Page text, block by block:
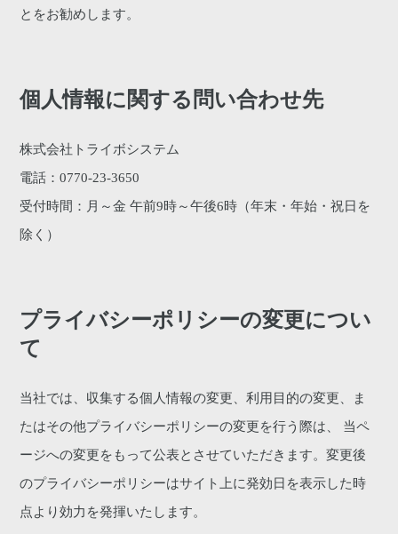
とをお勧めします。
個人情報に関する問い合わせ先
株式会社トライボシステム
電話：0770-23-3650
受付時間：月～金 午前9時～午後6時（年末・年始・祝日を
除く）
プライバシーポリシーの変更につい
て
当社では、収集する個人情報の変更、利用目的の変更、ま
たはその他プライバシーポリシーの変更を行う際は、 当ペ
ージへの変更をもって公表とさせていただきます。変更後
のプライバシーポリシーはサイト上に発効日を表示した時
点より効力を発揮いたします。